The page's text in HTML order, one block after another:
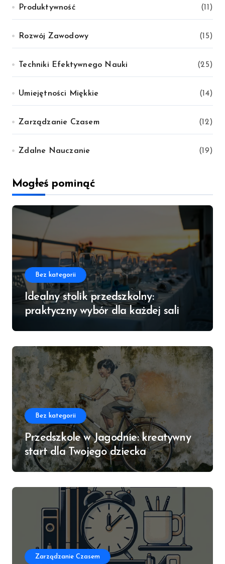
Produktywność (11)
Rozwój Zawodowy (15)
Techniki Efektywnego Nauki (25)
Umiejętności Miękkie (14)
Zarządzanie Czasem (12)
Zdalne Nauczanie (19)
Mogłeś pominąć
Bez kategorii
Idealny stolik przedszkolny:
praktyczny wybór dla każdej sali
Bez kategorii
Przedszkole w Jagodnie: kreatywny
start dla Twojego dziecka
Zarządzanie Czasem